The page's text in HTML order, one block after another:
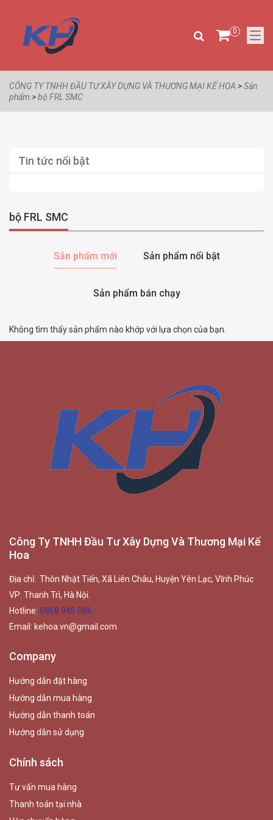
0
CÔNG TY TNHH ĐẦU TƯ XÂY DỰNG VÀ THƯƠNG MẠI KẾ HOA >Sản
phẩm >bộ FRL SMC
Tin tức nổi bật
bộ FRL SMC
Sản phẩm mới Sản phẩm nổi bật
Sản phẩm bán chạy
Không tìm thấy sản phẩm nào khớp với lựa chọn của bạn.
Công Ty TNHH Đầu Tư Xây Dựng Và Thương Mại Kế
Hoa
Địa chỉ: Thôn Nhật Tiến, Xã Liên Châu, Huyện Yên Lạc, Vĩnh Phúc
VP: Thanh Trì, Hà Nội.
Hotline: 0868.945.086
Email: kehoa.vn@gmail.com
Company
Hướng dẫn đặt hàng
Hướng dẫn mua hàng
Hướng dẫn thanh toán
Hướng dẫn sử dụng
Chính sách
Tư vấn mua hàng
Thanh toán tại nhà